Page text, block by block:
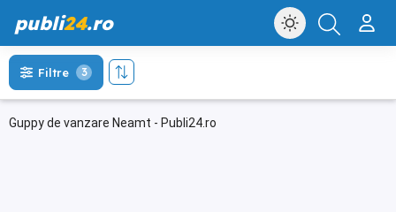
publi24.ro
Guppy de vanzare Neamt - Publi24.ro
Filtre 3